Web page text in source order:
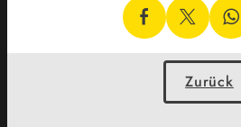
Zurück